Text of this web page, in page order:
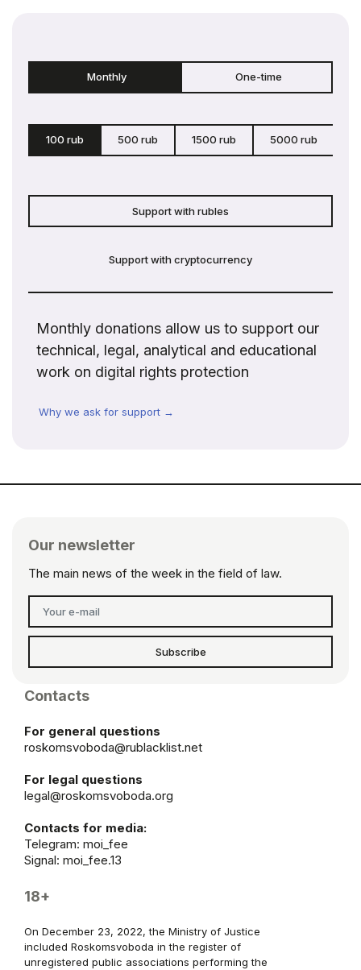
Monthly One-time
100 rub 500 rub 1500 rub 5000 rub
Support with rubles
Support with cryptocurrency
Monthly donations allow us to support our
technical, legal, analytical and educational
work on digital rights protection
Why we ask for support →
Our newsletter
The main news of the week in the field of law.
Subscribe
Contacts
For general questions
roskomsvoboda@rublacklist.net
For legal questions
legal@roskomsvoboda.org
Contacts for media:
Telegram: moi_fee
Signal: moi_fee.13
18+
On December 23, 2022, the Ministry of Justice
included Roskomsvoboda in the register of
unregistered public associations performing the